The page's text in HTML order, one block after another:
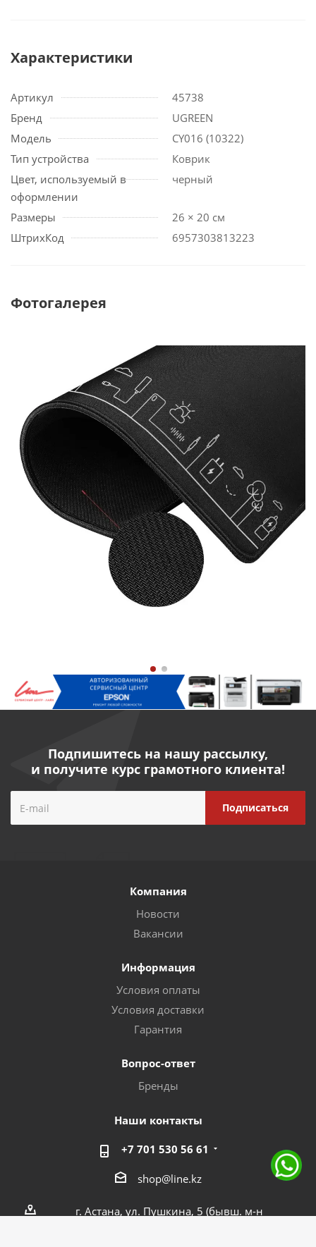
Характеристики
Артикул
45738
Бренд
UGREEN
Модель
CY016 (10322)
Тип устройства
Коврик
Цвет, используемый в
оформлении
черный
Размеры
26 × 20 см
ШтрихКод
6957303813223
Фотогалерея
Подпишитесь на нашу рассылку,
и получите курс грамотного клиента!
Компания
Новости
Вакансии
Информация
Условия оплаты
Условия доставки
Гарантия
Вопрос-ответ
Бренды
Наши контакты
+7 701 530 56 61
shop@line.kz
г. Астана, ул. Пушкина, 5 (бывш. м-н